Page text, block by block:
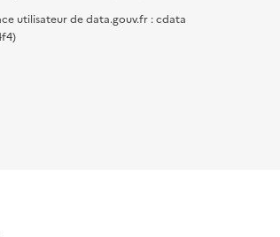
utilisateur de data.gouv.fr : cdata